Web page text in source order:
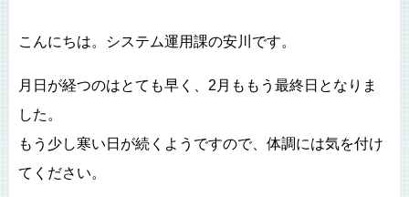
こんにちは。システム運用課の安川です。
月日が経つのはとても早く、2月ももう最終日となりま
した。
もう少し寒い日が続くようですので、体調には気を付け
てください。